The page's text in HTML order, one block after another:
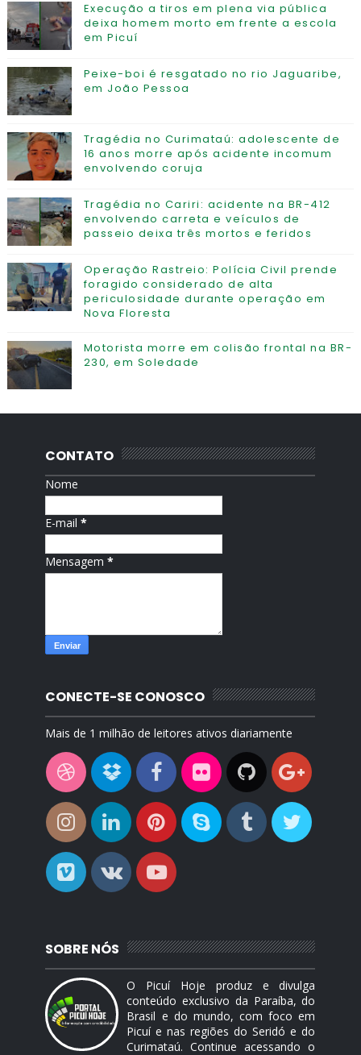
Execução a tiros em plena via pública
deixa homem morto em frente a escola
em Picuí
Peixe-boi é resgatado no rio Jaguaribe,
em João Pessoa
Tragédia no Curimataú: adolescente de
16 anos morre após acidente incomum
envolvendo coruja
Tragédia no Cariri: acidente na BR-412
envolvendo carreta e veículos de
passeio deixa três mortos e feridos
Operação Rastreio: Polícia Civil prende
foragido considerado de alta
periculosidade durante operação em
Nova Floresta
Motorista morre em colisão frontal na BR-
230, em Soledade
CONTATO
Nome
E-mail*
Mensagem*
CONECTE-SE CONOSCO
Mais de 1 milhão de leitores ativos diariamente
SOBRE NÓS
O Picuí Hoje produz e divulga
conteúdo exclusivo da Paraíba, do
Brasil e do mundo, com foco em
Picuí e nas regiões do Seridó e do
Curimataú. Continue acessando o